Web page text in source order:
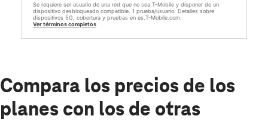
Se requiere ser usuario de una red que no sea T-Mobile y disponer de un
dispositivo desbloqueado compatible. 1 prueba/usuario. Detalles sobre
dispositivos 5G, cobertura y pruebas en es.T-Mobile.com.
Ver términos completos
Compara los precios de los
planes con los de otras